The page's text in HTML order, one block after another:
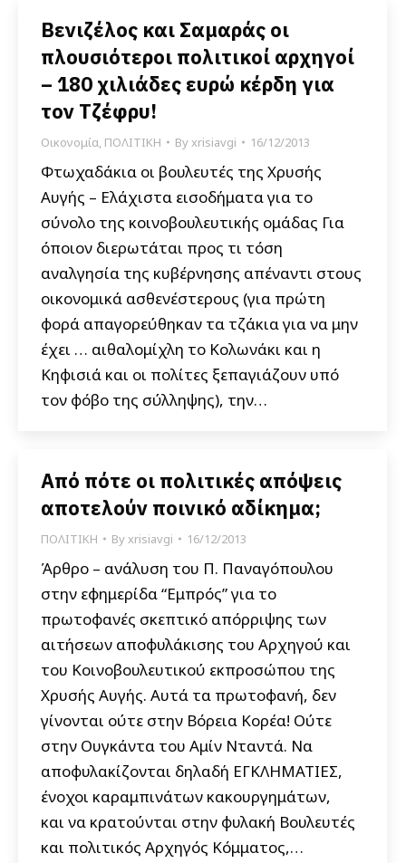
Βενιζέλος και Σαμαράς οι
πλουσιότεροι πολιτικοί αρχηγοί
– 180 χιλιάδες ευρώ κέρδη για
τον Τζέφρυ!
Οικονομία, ΠΟΛΙΤΙΚΗ Byxrisiavgi 16/12/2013
Φτωχαδάκια οι βουλευτές της Χρυσής
Αυγής – Ελάχιστα εισοδήματα για το
σύνολο της κοινοβουλευτικής ομάδας Για
όποιον διερωτάται προς τι τόση
αναλγησία της κυβέρνησης απέναντι στους
οικονομικά ασθενέστερους (για πρώτη
φορά απαγορεύθηκαν τα τζάκια για να μην
έχει … αιθαλομίχλη το Κολωνάκι και η
Κηφισιά και οι πολίτες ξεπαγιάζουν υπό
τον φόβο της σύλληψης), την…
Από πότε οι πολιτικές απόψεις
αποτελούν ποινικό αδίκημα;
ΠΟΛΙΤΙΚΗ Byxrisiavgi 16/12/2013
Άρθρο – ανάλυση του Π. Παναγόπουλου
στην εφημερίδα “Εμπρός” για το
πρωτοφανές σκεπτικό απόρριψης των
αιτήσεων αποφυλάκισης του Αρχηγού και
του Κοινοβουλευτικού εκπροσώπου της
Χρυσής Αυγής. Αυτά τα πρωτοφανή, δεν
γίνονται ούτε στην Βόρεια Κορέα! Ούτε
στην Ουγκάντα του Αμίν Νταντά. Να
αποφυλακίζονται δηλαδή ΕΓΚΛΗΜΑΤΙΕΣ,
ένοχοι καραμπινάτων κακουργημάτων,
και να κρατούνται στην φυλακή Βουλευτές
και πολιτικός Αρχηγός Κόμματος,…